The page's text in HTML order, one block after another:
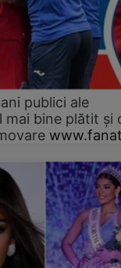
publici ale
mai bine plătit și